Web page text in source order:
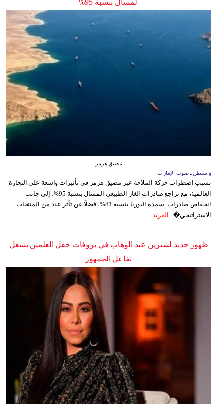
المسال بنسبة 95%
مضيق هرمز
واشنطن ـ صوت الإمارات
تسبب اضطراب حركة الملاحة عبر مضيق هرمز في تأثيرات واسعة على التجارة
العالمية، مع تراجع صادرات الغاز الطبيعي المسال بنسبة 95%، إلى جانب
انخفاض صادرات أسمدة اليوريا بنسبة 83%، فضلًا عن تأثر عدد من المنتجات
الاستراتيجي�... المزيد
ظهور جديد لشيرين عبد الوهاب في بروفات حفل العلمين يشعل
تفاعل الجمهور